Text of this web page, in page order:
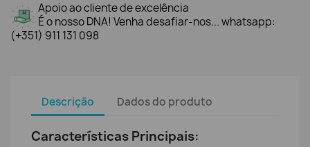
Apoio ao cliente de excelência
É o nosso DNA! Venha desafiar-nos... whatsapp:
(+351) 911 131 098
Descrição Dados do produto
Características Principais: